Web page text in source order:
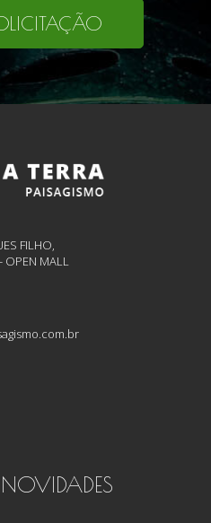
FILHO,
OPEN MALL